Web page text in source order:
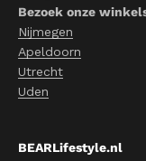
Bezoek onze
Nijmegen
Apeldoorn
Utrecht
Uden
BEARLifestyle.nl